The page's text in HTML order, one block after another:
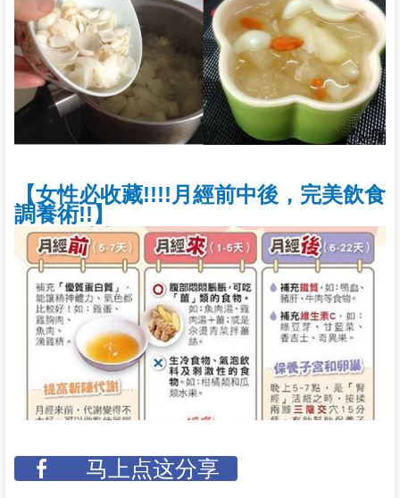
【女性必收藏!!!!月經前中後，完美飲食
調養術!!】
马上点这分享